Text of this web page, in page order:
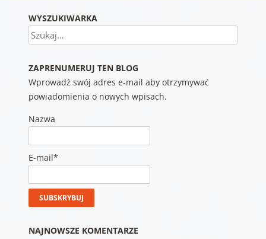
WYSZUKIWARKA
Szukaj
ZAPRENUMERUJ TEN BLOG
Wprowadź swój adres e-mail aby otrzymywać
powiadomienia o nowych wpisach.
Nazwa
E-mail*
NAJNOWSZE KOMENTARZE